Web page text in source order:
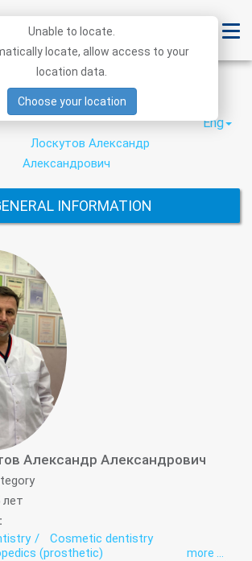
Лоскутов Александр
Александрович
District
City
Eng
INFORMATION
Александр Александрович
лет
Cosmetic dentistry
(prosthetic)
more ...
Unable to locate.
locate, allow access to your
location data.
Choose your location